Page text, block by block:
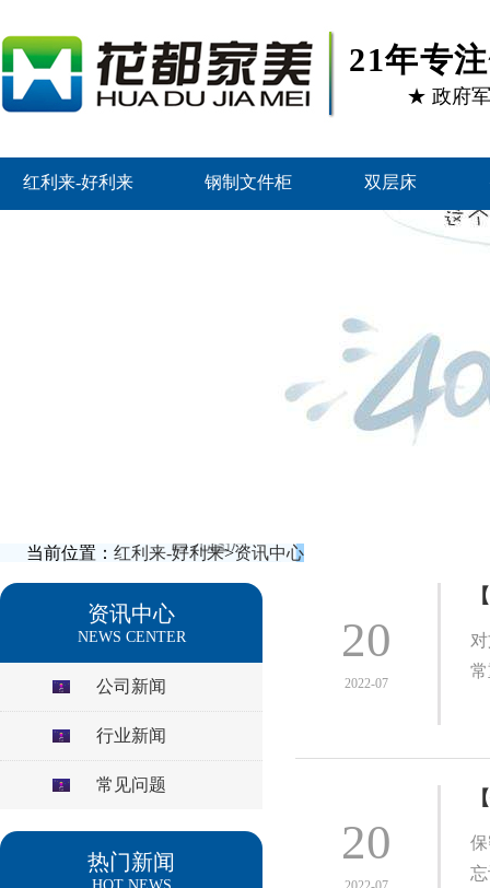
21年专
★ 政府
红利来-好利来 钢制文件柜 双层床
当前位置： 红利来-好利来>资讯中心
资讯中心
NEWS CENTER
公司新闻
行业新闻
常见问题
热门新闻
20
2022-07
20